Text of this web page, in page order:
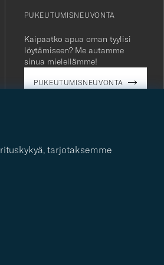
tarjotaksemme
PUKEUTUMISNEUVONTA
Kaipaatko apua oman tyylisi
löytämiseen? Me autamme
sinua mielellämme!
PUKEUTUMISNEUVONTA